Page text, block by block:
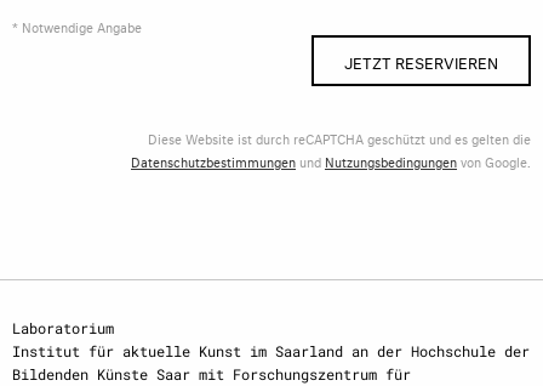
* Notwendige Angabe
JETZT RESERVIEREN
Diese Website ist durch reCAPTCHA geschützt und es gelten die
Datenschutzbestimmungen und Nutzungsbedingungenvon Google.
Laboratorium
Institut für aktuelle Kunst im Saarland an der Hochschule der
Bildenden Künste Saar mit Forschungszentrum für